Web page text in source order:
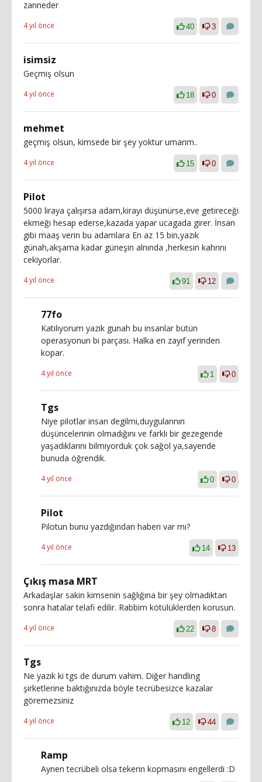
zanneder
4 yıl önce 40 3
isimsiz
Geçmiş olsun
4 yıl önce 18 0
mehmet
geçmiş olsun, kimsede bir şey yoktur umarım..
4 yıl önce 15 0
Pilot
5000 liraya çalışırsa adam,kirayı düşünürse,eve getireceği
ekmeği hesap ederse,kazada yapar ucagada girer. İnsan
gibi maaş verin bu adamlara En az 15 bin,yazık
günah,akşama kadar güneşin alnında ,herkesin kahrını
cekiyorlar.
4 yıl önce 91 12
77fo
Katılıyorum yazik gunah bu insanlar bütün
operasyonun bi parçası. Halka en zayıf yerinden
kopar.
4 yıl önce 1 0
Tgs
Niye pilotlar insan degilmi,duygularının
düşüncelerinin olmadığını ve farklı bir gezegende
yaşadıklarını bilmiyorduk çok sağol ya,sayende
bunuda öğrendik.
4 yıl önce 0 0
Pilot
Pilotun bunu yazdığından haberi var mı?
4 yıl önce 14 13
Çıkış masa MRT
Arkadaşlar sakin kimsenin sağlığına bir şey olmadıktan
sonra hatalar telafi edilir. Rabbim kötülüklerden korusun.
4 yıl önce 22 8
Tgs
Ne yazık ki tgs de durum vahim. Diğer handling
şirketlerine baktığınızda böyle tecrübesizce kazalar
göremezsiniz
4 yıl önce 12 44
Ramp
Aynen tecrübeli olsa tekerin kopmasını engellerdi :D